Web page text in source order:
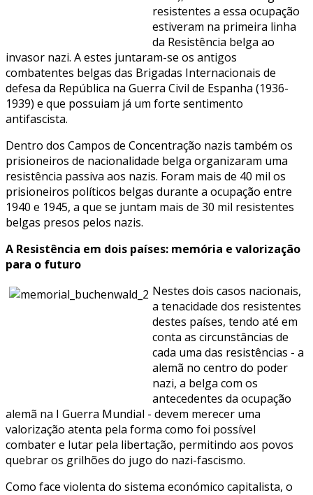
resistentes a essa ocupação
estiveram na primeira linha
da Resistência belga ao
invasor nazi. A estes juntaram-se os antigos
combatentes belgas das Brigadas Internacionais de
defesa da República na Guerra Civil de Espanha (1936-
1939) e que possuiam já um forte sentimento
antifascista.
Dentro dos Campos de Concentração nazis também os
prisioneiros de nacionalidade belga organizaram uma
resistência passiva aos nazis. Foram mais de 40 mil os
prisioneiros políticos belgas durante a ocupação entre
1940 e 1945, a que se juntam mais de 30 mil resistentes
belgas presos pelos nazis.
A Resistência em dois países: memória e valorização
para o futuro
Nestes dois casos nacionais,
a tenacidade dos resistentes
destes países, tendo até em
conta as circunstâncias de
cada uma das resistências - a
alemã no centro do poder
nazi, a belga com os
antecedentes da ocupação
alemã na I Guerra Mundial - devem merecer uma
valorização atenta pela forma como foi possível
combater e lutar pela libertação, permitindo aos povos
quebrar os grilhões do jugo do nazi-fascismo.
Como face violenta do sistema económico capitalista, o